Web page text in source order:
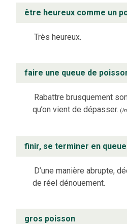
être heureux comme un
Très heureux.
faire une queue de
Rabattre brusquement
qu’on vient de dépasser. (in
finir, se terminer en
D’une manière abrupte,
de réel dénouement.
gros poisson